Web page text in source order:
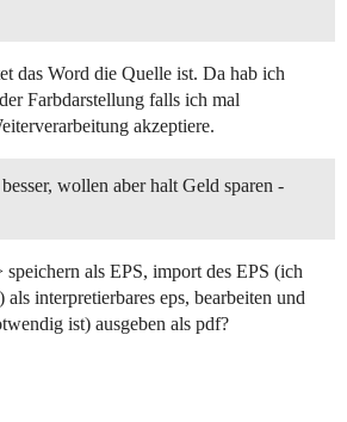
das Word die Quelle ist. Da hab ich
Farbdarstellung falls ich mal
akzeptiere.
wollen aber halt Geld sparen -
als EPS, import des EPS (ich
interpretierbares eps, bearbeiten und
ist) ausgeben als pdf?